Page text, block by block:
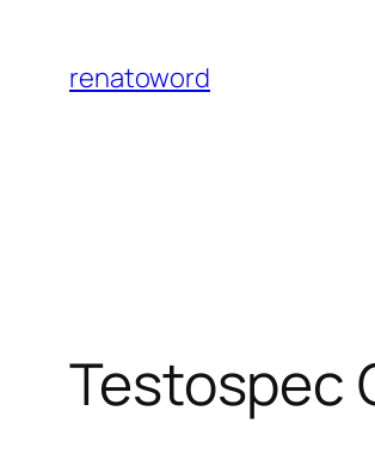
renatoword
Testospec